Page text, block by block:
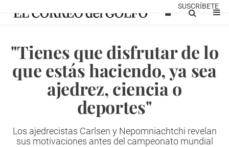
SUSCRÍBETE
"Tienes que disfrutar de lo
que estás haciendo, ya sea
ajedrez, ciencia o
deportes"
Los ajedrecistas Carlsen y Nepomniachtchi revelan
sus motivaciones antes del campeonato mundial